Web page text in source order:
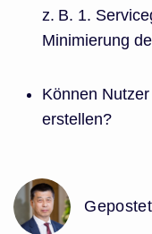
z. B. 1.
Minimierung
Können
erstellen?